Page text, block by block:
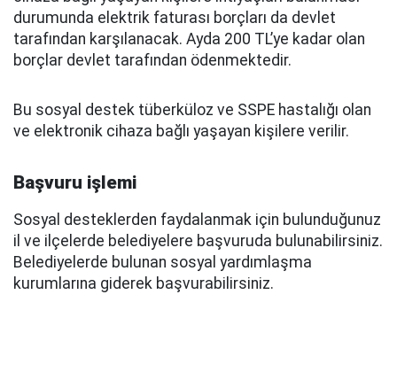
durumunda elektrik faturası borçları da devlet
tarafından karşılanacak. Ayda 200 TL’ye kadar olan
borçlar devlet tarafından ödenmektedir.
Bu sosyal destek tüberküloz ve SSPE hastalığı olan
ve elektronik cihaza bağlı yaşayan kişilere verilir.
Başvuru işlemi
Sosyal desteklerden faydalanmak için bulunduğunuz
il ve ilçelerde belediyelere başvuruda bulunabilirsiniz.
Belediyelerde bulunan sosyal yardımlaşma
kurumlarına giderek başvurabilirsiniz.